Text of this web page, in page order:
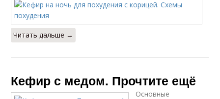
Читать дальше →
Кефир с медом. Прочтите ещё
Основные